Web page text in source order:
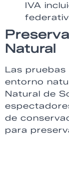
IVA
Natural
Las pruebas
entorno
Natural de
de
para